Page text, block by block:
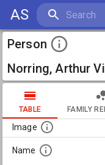
AS
Person
Norring, Arthur
TABLE FAMILY
Image
Name